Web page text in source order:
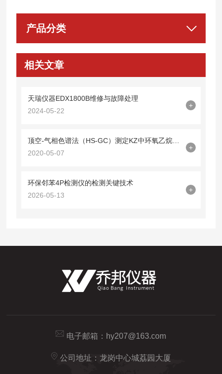
产品分类
相关文章
天瑞仪器EDX1800B维修与故障处理
2024-05-22
+
2020-05-07
+
环保邻苯4P检测仪的检测关键技术
2026-05-13
+
电子邮箱： hy207@163.com
公司地址：龙岗中心城荔园大厦